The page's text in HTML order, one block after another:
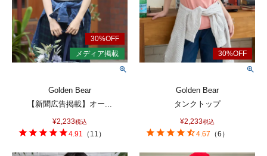
Golden Bear
【新聞広告掲載】オー...
¥2,233税込
4.91 （ 11 ）
Golden Bear
タンクトップ
¥2,233税込
4.67 （6 ）